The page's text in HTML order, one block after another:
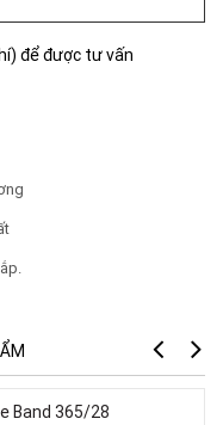
để được tư vấn
Band 365/28